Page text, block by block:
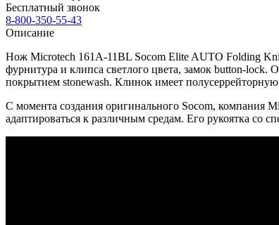
Бесплатный звонок
8-800-350-55-43
Описание
Нож Microtech 161A-11BL Socom Elite AUTO Folding
фурнитура и клипса светлого цвета, замок button-
покрытием stonewash. Клинок имеет
С момента создания оригинального Socom, компания
адаптироваться к различным средам. Его рукоятка